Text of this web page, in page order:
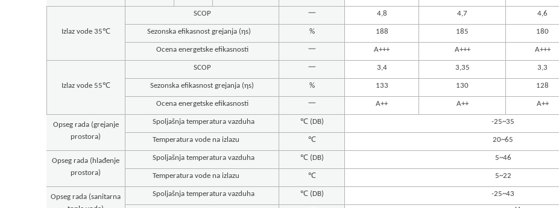
Izlaz vode 35℃
SCOP 一 4,8 4,7 4,6
Sezonska efikasnost grejanja (ηs) % 188 185 180
Ocena energetske efikasnosti 一 A+++ A+++ A+++
Izlaz vode 55℃
SCOP 一 3,4 3,35 3,3
Sezonska efikasnost grejanja (ηs) % 133 130 128
Ocena energetske efikasnosti 一 A++ A++ A++
Opseg rada (grejanje
prostora)
Spoljašnja temperatura vazduha ℃ (DB) -25~35
Temperatura vode na izlazu ℃ 20~65
Opseg rada (hlađenje
prostora)
Spoljašnja temperatura vazduha ℃ (DB) 5~46
Temperatura vode na izlazu ℃ 5~22
Opseg rada (sanitarna
Spoljašnja temperatura vazduha ℃ (DB) -25~43